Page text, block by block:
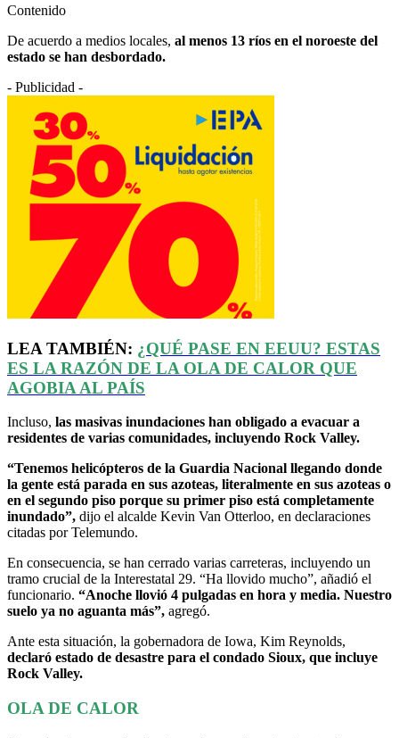
Contenido
De acuerdo a medios locales, al menos 13 ríos en el noroeste del
estado se han desbordado.
- Publicidad -
LEA TAMBIÉN: ¿QUÉ PASE EN EEUU? ESTAS
ES LA RAZÓN DE LA OLA DE CALOR QUE
AGOBIA AL PAÍS
Incluso, las masivas inundaciones han obligado a evacuar a
residentes de varias comunidades, incluyendo Rock Valley.
“Tenemos helicópteros de la Guardia Nacional llegando donde
la gente está parada en sus azoteas, literalmente en sus azoteas o
en el segundo piso porque su primer piso está completamente
inundado”, dijo el alcalde Kevin Van Otterloo, en declaraciones
citadas por Telemundo.
En consecuencia, se han cerrado varias carreteras, incluyendo un
tramo crucial de la Interestatal 29. “Ha llovido mucho”, añadió el
funcionario. “Anoche llovió 4 pulgadas en hora y media. Nuestro
suelo ya no aguanta más”, agregó.
Ante esta situación, la gobernadora de Iowa, Kim Reynolds,
declaró estado de desastre para el condado Sioux, que incluye
Rock Valley.
OLA DE CALOR